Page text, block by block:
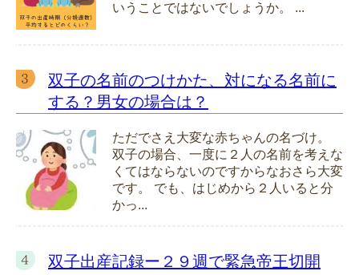
いうことではないでしょうか。 ...
双子の名前のつけかた、対になる名前に
する？男女の場合は？
ただでさえ大変な赤ちゃんの名づけ。
双子の場合、一度に２人の名前を考えな
くてはならないのですからなおさら大変
です。 でも、はじめから２人いると分
かっ...
双子出産記録ー２９週で緊急帝王切開